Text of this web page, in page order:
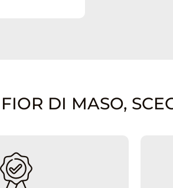
DI MASO,